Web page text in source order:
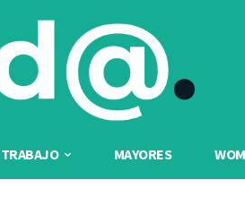
TRABAJO MAYORES